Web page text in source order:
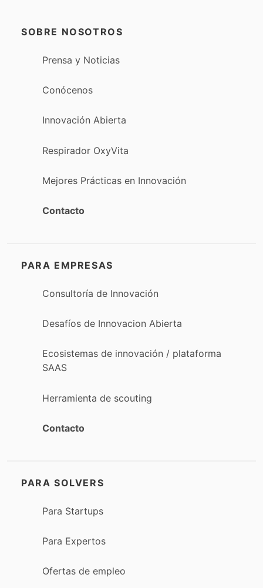
SOBRE NOSOTROS
Prensa y Noticias
Conócenos
Innovación Abierta
Respirador OxyVita
Mejores Prácticas en Innovación
Contacto
PARA EMPRESAS
Consultoría de Innovación
Desafíos de Innovacion Abierta
Ecosistemas de innovación / plataforma
SAAS
Herramienta de scouting
Contacto
PARA SOLVERS
Para Startups
Para Expertos
Ofertas de empleo